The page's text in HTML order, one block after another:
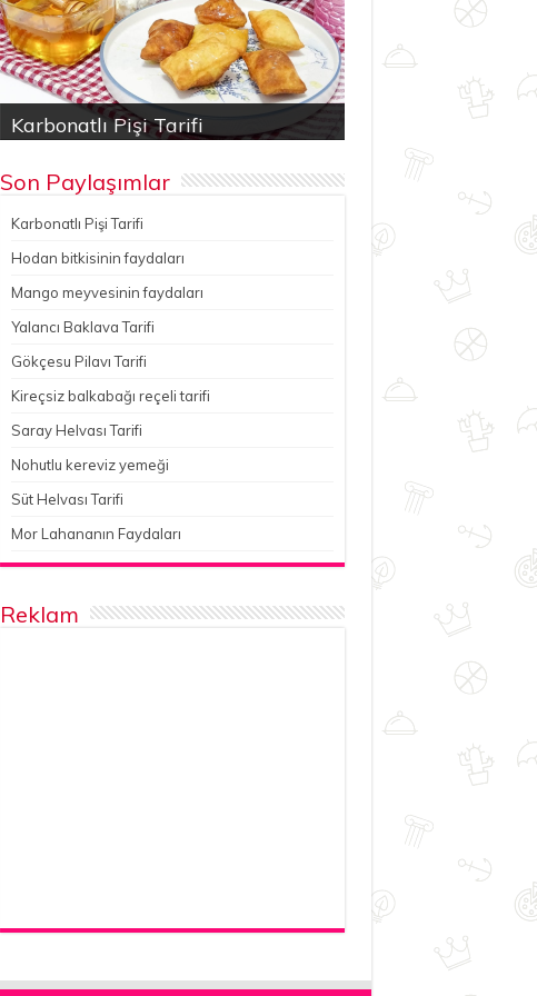
Karbonatlı Pişi Tarifi
Hodan bitkisinin faydaları
Yalancı Baklava Tarifi
Gökçesu Pilavı Tarifi
Nohutlu kereviz yemeği
Son Paylaşımlar
Karbonatlı Pişi Tarifi
Hodan bitkisinin faydaları
Mango meyvesinin faydaları
Yalancı Baklava Tarifi
Gökçesu Pilavı Tarifi
Kireçsiz balkabağı reçeli tarifi
Saray Helvası Tarifi
Nohutlu kereviz yemeği
Süt Helvası Tarifi
Mor Lahananın Faydaları
Reklam